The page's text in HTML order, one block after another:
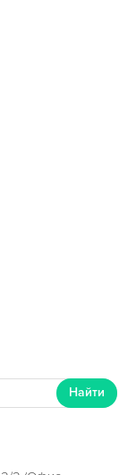
Найти